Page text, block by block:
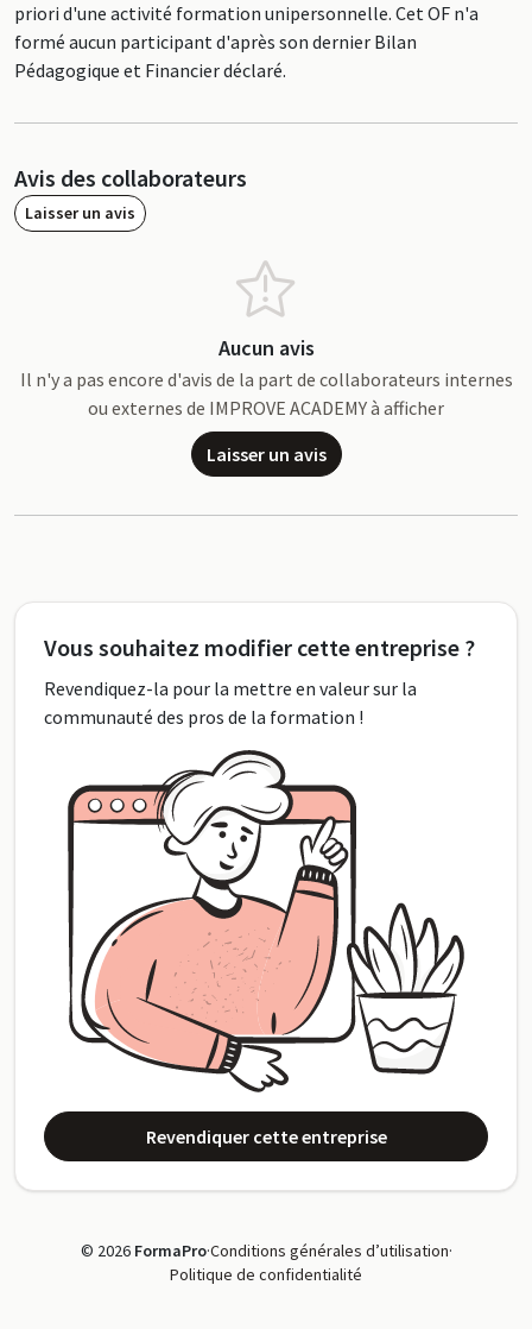
priori d'une activité formation unipersonnelle. Cet OF n'a
formé aucun participant d'après son dernier Bilan
Pédagogique et Financier déclaré.
Avis des collaborateurs
Laisser un avis
Aucun avis
Il n'y a pas encore d'avis de la part de collaborateurs internes
ou externes de IMPROVE ACADEMY à afficher
Laisser un avis
Vous souhaitez modifier cette entreprise ?
Revendiquez-la pour la mettre en valeur sur la
communauté des pros de la formation !
Revendiquer cette entreprise
© 2026 FormaPro·Conditions générales d’utilisation·
Politique de confidentialité